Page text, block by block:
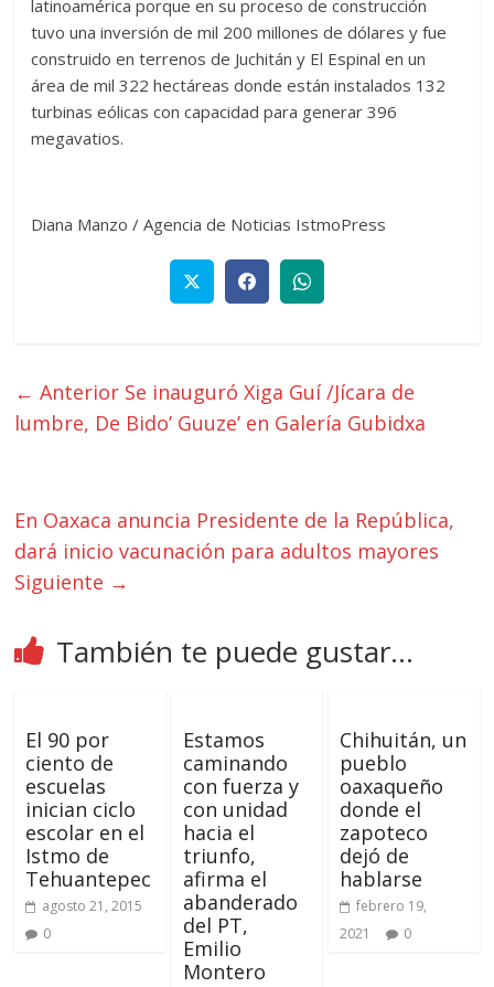
latinoamérica porque en su proceso de construcción
tuvo una inversión de mil 200 millones de dólares y fue
construido en terrenos de Juchitán y El Espinal en un
área de mil 322 hectáreas donde están instalados 132
turbinas eólicas con capacidad para generar 396
megavatios.
Diana Manzo / Agencia de Noticias IstmoPress
← Anterior Se inauguró Xiga Guí /Jícara de
lumbre, De Bido’ Guuze’ en Galería Gubidxa
En Oaxaca anuncia Presidente de la República,
dará inicio vacunación para adultos mayores
Siguiente →
También te puede gustar...
El 90 por
ciento de
escuelas
inician ciclo
escolar en el
Istmo de
Tehuantepec
agosto 21, 2015
0
Estamos
caminando
con fuerza y
con unidad
hacia el
triunfo,
afirma el
abanderado
del PT,
Emilio
Montero
Chihuitán, un
pueblo
oaxaqueño
donde el
zapoteco
dejó de
hablarse
febrero 19,
2021
0